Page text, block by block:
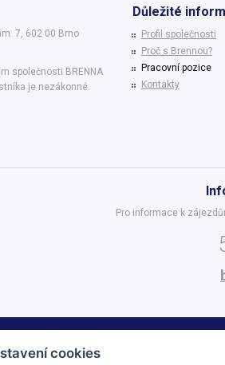
7, 602 00 Brno
společnosti BRENNA
je nezákonné.
Důležité
Profil společnosti
Proč s Brennou?
Pracovní pozice
Kontakty
Pro informace k
cookies